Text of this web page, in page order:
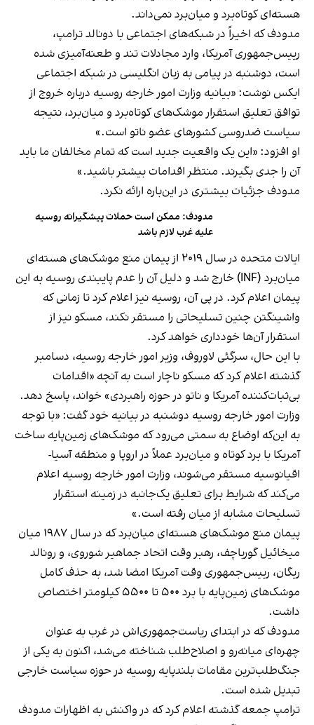
هسته‌ای کوتاه‌برد و میان‌برد نمی‌داند.
مدودف که اخیراً در شبکه‌های اجتماعی با دونالد ترامپ،
رییس‌جمهوری آمریکا، وارد مجادلات تند و طعنه‌آمیزی شده
است، دوشنبه در پیامی به زبان انگلیسی در شبکه اجتماعی
ایکس نوشت: «بیانیه وزارت امور خارجه روسیه درباره خروج از
توافق تعلیق استقرار موشک‌های کوتاه‌برد و میان‌برد، نتیجه
سیاست ضدروسی کشورهای عضو ناتو است.»
او افزود: «این یک واقعیت جدید است که تمام مخالفان ما باید
آن را جدی بگیرند. منتظر اقدامات بیشتر باشید.»
مدودف جزئیات بیشتری در این‌باره ارائه نکرد.
مدودف: ممکن است حملات پیشگیرانه روسیه
علیه غرب لازم باشد
ایالات متحده در سال ۲۰۱۹ از پیمان منع موشک‌های هسته‌ای
میان‌برد (INF) خارج شد و دلیل آن را عدم پایبندی روسیه به این
پیمان اعلام کرد. در پی آن، روسیه نیز اعلام کرد تا زمانی که
واشینگتن چنین تسلیحاتی را مستقر نکند، مسکو نیز از
استقرار آن‌ها خودداری خواهد کرد.
با این حال، سرگئی لاوروف، وزیر امور خارجه روسیه، دسامبر
گذشته اعلام کرد که مسکو ناچار است به آنچه «اقدامات
بی‌ثبات‌کننده آمریکا و ناتو در حوزه راهبردی» خواند، پاسخ دهد.
وزارت امور خارجه روسیه دوشنبه در بیانیه‌ خود گفت: «با توجه
به این‌که اوضاع به سمتی می‌رود که موشک‌های زمین‌پایه ساخت
آمریکا با برد کوتاه و میان‌برد عملاً در اروپا و منطقه آسیا-
اقیانوسیه مستقر می‌شوند، وزارت امور خارجه روسیه اعلام
می‌کند که شرایط برای تعلیق یک‌جانبه در زمینه استقرار
تسلیحات مشابه از میان رفته است.»
پیمان منع موشک‌های هسته‌ای میان‌برد که در سال ۱۹۸۷ میان
میخائیل گورباچف، رهبر وقت اتحاد جماهیر شوروی، و رونالد
ریگان، رییس‌جمهوری وقت آمریکا امضا شد، به حذف کامل
موشک‌های زمین‌پایه با برد ۵۰۰ تا ۵۵۰۰ کیلومتر اختصاص
داشت.
مدودف که در ابتدای ریاست‌جمهوری‌اش در غرب به عنوان
چهره‌ای میانه‌رو و اصلاح‌طلب شناخته می‌شد، اکنون به یکی از
جنگ‌طلب‌ترین مقامات بلندپایه روسیه در حوزه سیاست خارجی
تبدیل شده است.
ترامپ جمعه گذشته اعلام کرد که در واکنش به اظهارات مدودف